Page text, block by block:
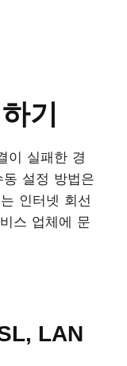
기
이 실패한 경
설정 방법은
인터넷 회선
스 업체에 문
LAN